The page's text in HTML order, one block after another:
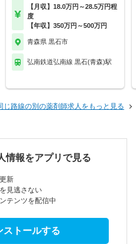
【月収】18.0万円～28.5万円程
度
【年収】350万円～500万円
青森県 黒石市
弘南鉄道弘南線 黒石(青森)駅
じ路線の別の薬剤師求人をもっと見る
情報をアプリで見る
新
見逃さない
テンツを配信中
ストールする